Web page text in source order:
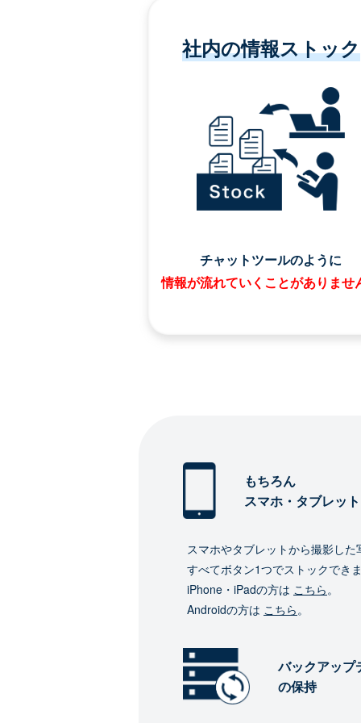
社内の情報ストック
チャットツールのように
情報が流れていくことがありませ
もちろん
スマホ・タブレッ
スマホやタブレットから撮影した
すべてボタン1つでストックでき
iPhone・iPadの方は こちら。
Androidの方は こちら。
バックアップ
の保持